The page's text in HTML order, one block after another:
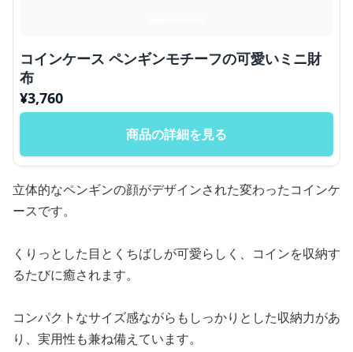
コインケース ペンギンモチーフの可愛いミニ財
布
¥3,760
商品の詳細を見る
立体的なペンギンの顔がデザインされた変わったコインケ
ースです。
くりっとした目とくちばしが可愛らしく、コインを収納す
るたびに癒されます。
コンパクトなサイズ感ながらもしっかりとした収納力があ
り、実用性も兼ね備えています。